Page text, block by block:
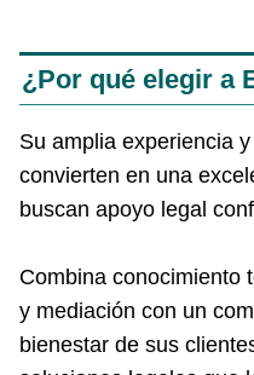
¿Por qué elegir a
Su amplia experiencia
convierten en una
buscan apoyo legal
Combina conocimiento
y mediación con un
bienestar de sus